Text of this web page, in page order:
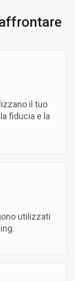
il tuo
fiducia e la
utilizzati